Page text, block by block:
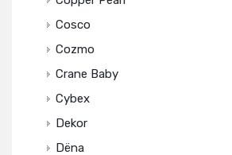
Cosco
Cozmo
Crane Baby
Cybex
Dekor
Dëna